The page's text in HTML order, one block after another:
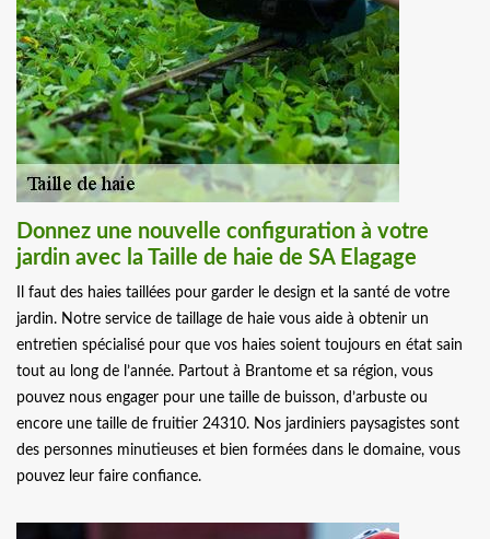
Donnez une nouvelle configuration à votre
jardin avec la Taille de haie de SA Elagage
Il faut des haies taillées pour garder le design et la santé de votre
jardin. Notre service de taillage de haie vous aide à obtenir un
entretien spécialisé pour que vos haies soient toujours en état sain
tout au long de l’année. Partout à Brantome et sa région, vous
pouvez nous engager pour une taille de buisson, d’arbuste ou
encore une taille de fruitier 24310. Nos jardiniers paysagistes sont
des personnes minutieuses et bien formées dans le domaine, vous
pouvez leur faire confiance.